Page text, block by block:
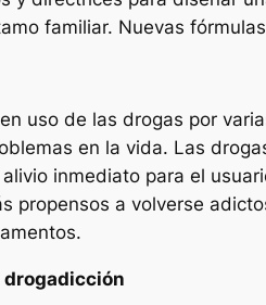
familiar. Nuevas
uso de las drogas por
en la vida. Las
inmediato para el
propensos a volverse
drogadicción